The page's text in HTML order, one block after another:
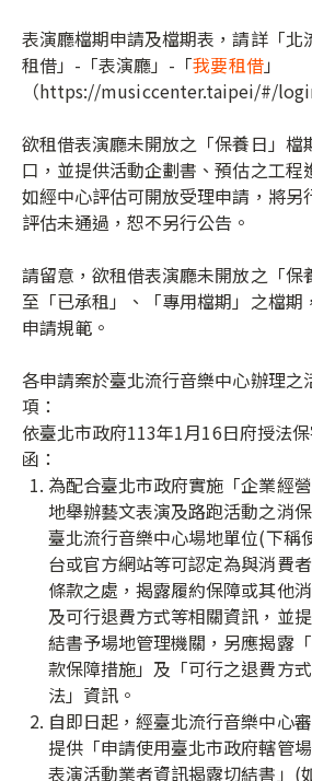
表演廳檔期申請及檔期表，請詳「北
租借」-「表演廳」-「我要租借」
（https://musiccenter.taipei/#/
欲租借表演廳未開放之「保養日」檔
口，並提供活動企劃書、預估之工程
如經中心評估可開放受理申請，將另
評估未通過，恕不另行公告。
請留意，欲租借表演廳未開放之「保
至「已承租」、「專用檔期」之檔期
申請規範。
各申請案於臺北流行音樂中心辦理之
項：
依臺北市政府113年1月16日府授法
函：
為配合臺北市政府實施「企業經
地舉辦藝文表演及路跑活動之消
臺北流行音樂中心場地單位(下稱
台或官方網站等可認定為與消費
條款之處，揭露履約保障或其他
及可行退費方式等相關資訊，並
結書予場地管理機關，另應揭露
款保障措施」及「可行之退費方
法」資訊。
自即日起，經臺北流行音樂中心
提供「申請使用臺北市政府轄管
表演活動業者資訊揭露切結書」(